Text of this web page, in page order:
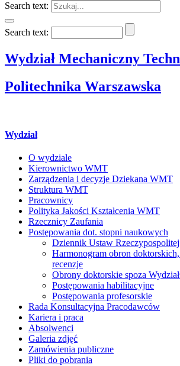
Search text:
Search text:
Wydział Mechaniczny
Politechnika Warszawska
Wydział
O wydziale
Kierownictwo WMT
Zarządzenia i decyzje Dziekana WMT
Struktura WMT
Pracownicy
Polityka Jakości Kształcenia WMT
Rzecznicy Zaufania
Postępowania dot. stopni naukowych
Dziennik Ustaw
Harmonogram obron doktorskich,
recenzje
Obrony doktorskie spoza
Postępowania habilitacyjne
Postępowania profesorskie
Rada Konsultacyjna Pracodawców
Kariera i praca
Absolwenci
Galeria zdjęć
Zamówienia publiczne
Pliki do pobrania